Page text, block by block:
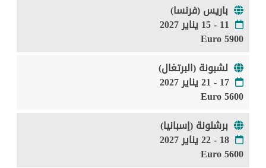
باريس (فرنسا)
11 - 15 يناير 2027
5900 Euro
لشبونة (البرتغال)
17 - 21 يناير 2027
5600 Euro
برشلونة (إسبانيا)
18 - 22 يناير 2027
5600 Euro